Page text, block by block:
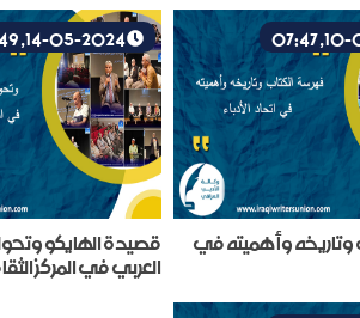
وتاريخه وأهميته في
14-05-2024, 12:49
قصيدة الهايكو
العربي في المركز